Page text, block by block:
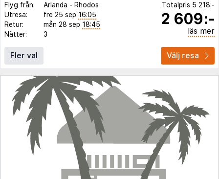
Flyg från: Arlanda - Rhodos
Utresa:
fre 25 sep 16:05
Retur:
mån 28 sep 18:45
Nätter:
3
Totalpris 5 218:-
2 609:-
läs mer
Fler val Välj resa